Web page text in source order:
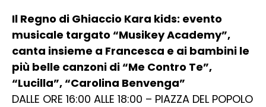
Il Regno di Ghiaccio Kara kids: evento
musicale targato “Musikey Academy”,
canta insieme a Francesca e ai bambini le
più belle canzoni di “Me Contro Te”,
“Lucilla”, “Carolina Benvenga”
DALLE ORE 16:00 ALLE 18:00 – PIAZZA DEL POPOLO